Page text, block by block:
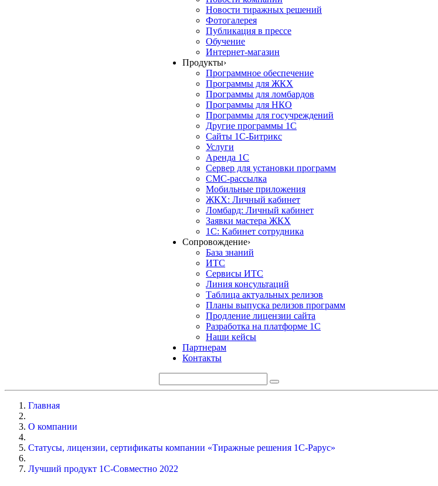
Новости тиражных решений
Фотогалерея
Публикация в прессе
Обучение
Интернет-магазин
Продукты›
Программное обеспечение
Программы для ЖКХ
Программы для ломбардов
Программы для НКО
Программы для госучреждений
Другие программы 1С
Сайты 1С-Битрикс
Услуги
Аренда 1С
Сервер для установки программ
СМС-рассылка
Мобильные приложения
ЖКХ: Личный кабинет
Ломбард: Личный кабинет
Заявки мастера ЖКХ
1С: Кабинет сотрудника
Сопровождение›
База знаний
ИТС
Сервисы ИТС
Линия консультаций
Таблица актуальных релизов
Планы выпуска релизов программ
Продление лицензии сайта
Разработка на платформе 1С
Наши кейсы
Партнерам
Контакты
Главная
О компании
Статусы, лицензии, сертификаты компании «Тиражные решения 1С-Рарус»
Лучший продукт 1С-Совместно 2022